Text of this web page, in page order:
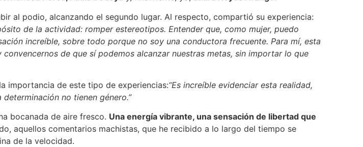
al podio, alcanzando el segundo lugar. Al respecto, compartió su experiencia:
de la actividad: romper estereotipos. Entender que, como mujer, puedo
increíble, sobre todo porque no soy una conductora frecuente. Para mí, esta
de que sí podemos alcanzar nuestras metas, sin importar lo que
importancia de este tipo de experiencias:“Es increíble evidenciar esta realidad,
no tienen género.”
bocanada de aire fresco. Una energía vibrante, una sensación de libertad que
aquellos comentarios machistas, que he recibido a lo largo del tiempo se
de la velocidad.